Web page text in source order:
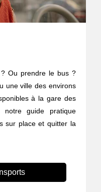
Ou prendre le bus ?
une ville des environs
à la gare des
notre guide pratique
sur place et quitter la